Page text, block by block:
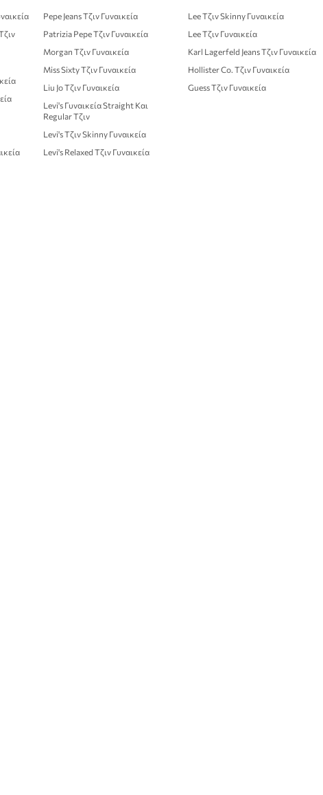
Pepe Jeans Τζιν Γυναικεία
Patrizia Pepe Τζιν Γυναικεία
Morgan Τζιν Γυναικεία
Miss Sixty Τζιν Γυναικεία
Liu Jo Τζιν Γυναικεία
Levi's Γυναικεία Straight Και
Regular Τζιν
Levi's Τζιν Skinny Γυναικεία
Levi's Relaxed Τζιν Γυναικεία
Lee Τζιν Skinny Γυναικεία
Lee Τζιν Γυναικεία
Karl Lagerfeld Jeans Τζιν Γυναικεία
Hollister Co. Τζιν Γυναικεία
Guess Τζιν Γυναικεία